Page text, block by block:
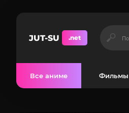
JUT-SU .net
Все аниме Фильмы